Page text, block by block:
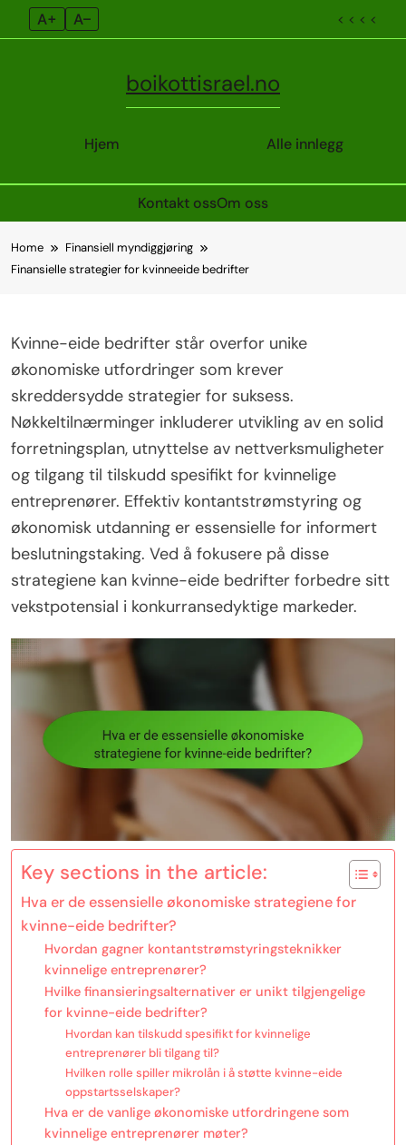
A+ A– < < < <
Hjem
boikottisrael.no
Alle innlegg
Kontakt ossOm oss
to
content
Home
Finansiell myndiggjøring
Finansielle strategier for kvinneeide bedrifter
Kvinne-eide bedrifter står overfor unike
økonomiske utfordringer som krever
skreddersydde strategier for suksess.
Nøkkeltilnærminger inkluderer utvikling av en solid
forretningsplan, utnyttelse av nettverksmuligheter
og tilgang til tilskudd spesifikt for kvinnelige
entreprenører. Effektiv kontantstrømstyring og
økonomisk utdanning er essensielle for informert
beslutningstaking. Ved å fokusere på disse
strategiene kan kvinne-eide bedrifter forbedre sitt
vekstpotensial i konkurransedyktige markeder.
Key sections in the article:
Hva er de essensielle økonomiske strategiene for
kvinne-eide bedrifter?
Hvordan gagner kontantstrømstyringsteknikker
kvinnelige entreprenører?
Hvilke finansieringsalternativer er unikt tilgjengelige
for kvinne-eide bedrifter?
Hvordan kan tilskudd spesifikt for kvinnelige
entreprenører bli tilgang til?
Hvilken rolle spiller mikrolån i å støtte kvinne-eide
oppstartsselskaper?
Hva er de vanlige økonomiske utfordringene som
kvinnelige entreprenører møter?